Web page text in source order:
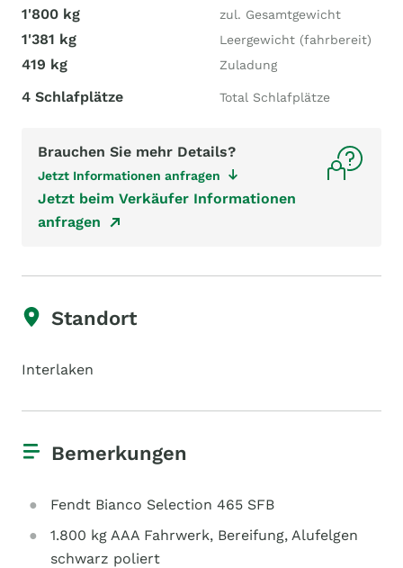
1'800 kg zul. Gesamtgewicht
1'381 kg Leergewicht (fahrbereit)
419 kg Zuladung
4 Schlafplätze Total Schlafplätze
Brauchen Sie mehr Details?
Jetzt Informationen anfragen
Jetzt beim Verkäufer Informationen
anfragen
Standort
Interlaken
Bemerkungen
Fendt Bianco Selection 465 SFB
1.800 kg AAA Fahrwerk, Bereifung, Alufelgen
schwarz poliert